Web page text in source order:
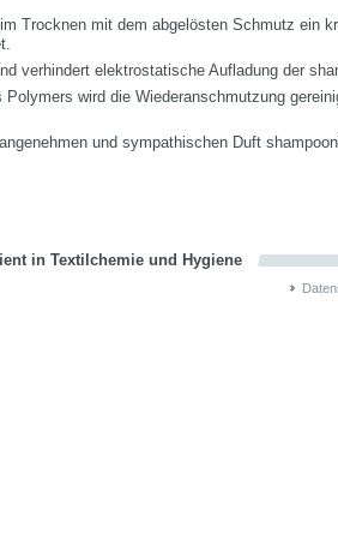
Trocknen mit dem abgelösten Schmutz ein
verhindert elektrostatische Aufladung der
wird die Wiederanschmutzung
und sympathischen Duft
in Textilchemie und Hygiene